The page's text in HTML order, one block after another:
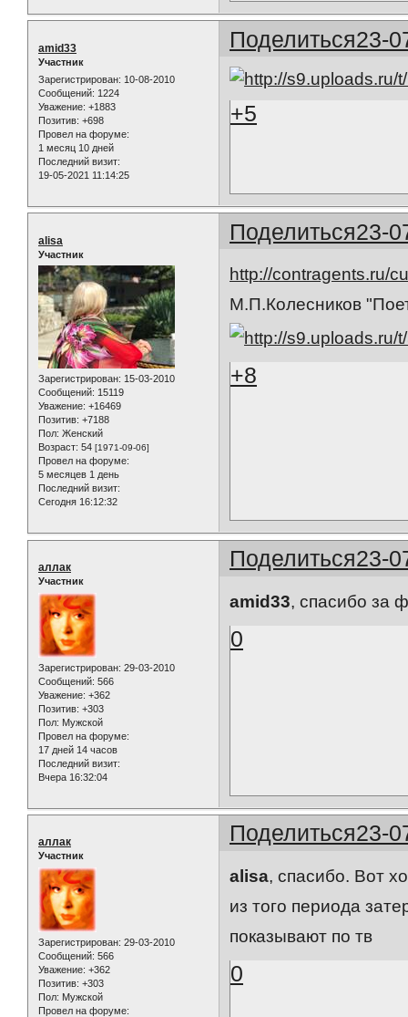
Поделиться23-
amid33
Участник
Зарегистрирован: 10-08-2010
Сообщений: 1224
Уважение: +1883
Позитив: +698
Провел на форуме:
1 месяц 10 дней
Последний визит:
19-05-2021 11:14:25
+5
Поделиться23-
alisa
Участник
Зарегистрирован: 15-03-2010
Сообщений: 15119
Уважение: +16469
Позитив: +7188
Пол: Женский
Возраст: 54 [1971-09-06]
Провел на форуме:
5 месяцев 1 день
Последний визит:
Сегодня 16:12:32
http://contragents.ru/
М.П.Колесников
+8
Поделиться23-
аллак
Участник
Зарегистрирован: 29-03-2010
Сообщений: 566
Уважение: +362
Позитив: +303
Пол: Мужской
Провел на форуме:
17 дней 14 часов
Последний визит:
Вчера 16:32:04
amid33, спасибо за
0
Поделиться23-
аллак
Участник
Зарегистрирован: 29-03-2010
Сообщений: 566
Уважение: +362
Позитив: +303
Пол: Мужской
Провел на форуме:
alisa, спасибо. Вот
из того периода
показывают по тв
0